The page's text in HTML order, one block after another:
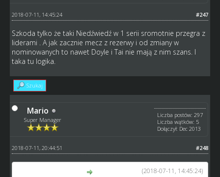
#247
2018-07-11, 14:45:24
Szkoda tylko że taki Niedźwiedź w 1 serii sromotnie przegra z
liderami . A jak zacznie mecz z rezerwy i od zmiany w
nominowanych to nawet Doyle i Tai nie mają z nim szans. I
taka tu logika.
Szukaj
Mario
Super Manager
Liczba postów: 297
Liczba wątków: 5
Dołączył: Dec 2013
#248
2018-07-11, 20:44:51
(2018-07-11, 14:45:24)